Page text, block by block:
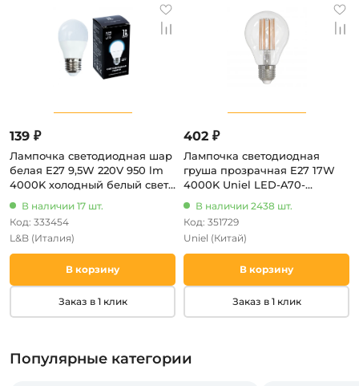
139 ₽
Лампочка светодиодная шар
белая E27 9,5W 220V 950 lm
4000K холодный белый свет
В наличии 17 шт.
Код: 333454
L&B (Италия)
В корзину
Заказ в 1 клик
402 ₽
Лампочка светодиодная
груша прозрачная E27 17W
4000K Uniel LED-A70-
В наличии 2438 шт.
Код: 351729
Uniel (Китай)
В корзину
Заказ в 1 клик
Популярные категории